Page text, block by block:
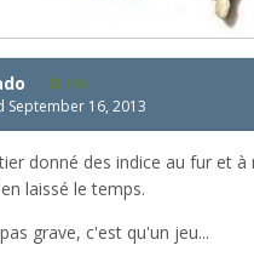
116
September 16, 2013
donné des indice au fur et à
laissé le temps.
grave, c'est qu'un jeu...